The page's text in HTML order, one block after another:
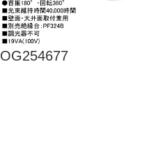
OG254677